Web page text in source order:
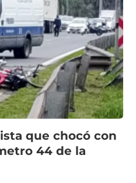
que chocó con
44 de la